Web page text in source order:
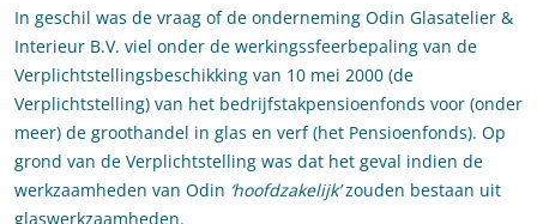
In geschil was de vraag of de onderneming Odin Glasatelier &
Interieur B.V. viel onder de werkingssfeerbepaling van de
Verplichtstellingsbeschikking van 10 mei 2000 (de
Verplichtstelling) van het bedrijfstakpensioenfonds voor (onder
meer) de groothandel in glas en verf (het Pensioenfonds). Op
grond van de Verplichtstelling was dat het geval indien de
werkzaamheden van Odin ‘hoofdzakelijk’zouden bestaan uit
glaswerkzaamheden.